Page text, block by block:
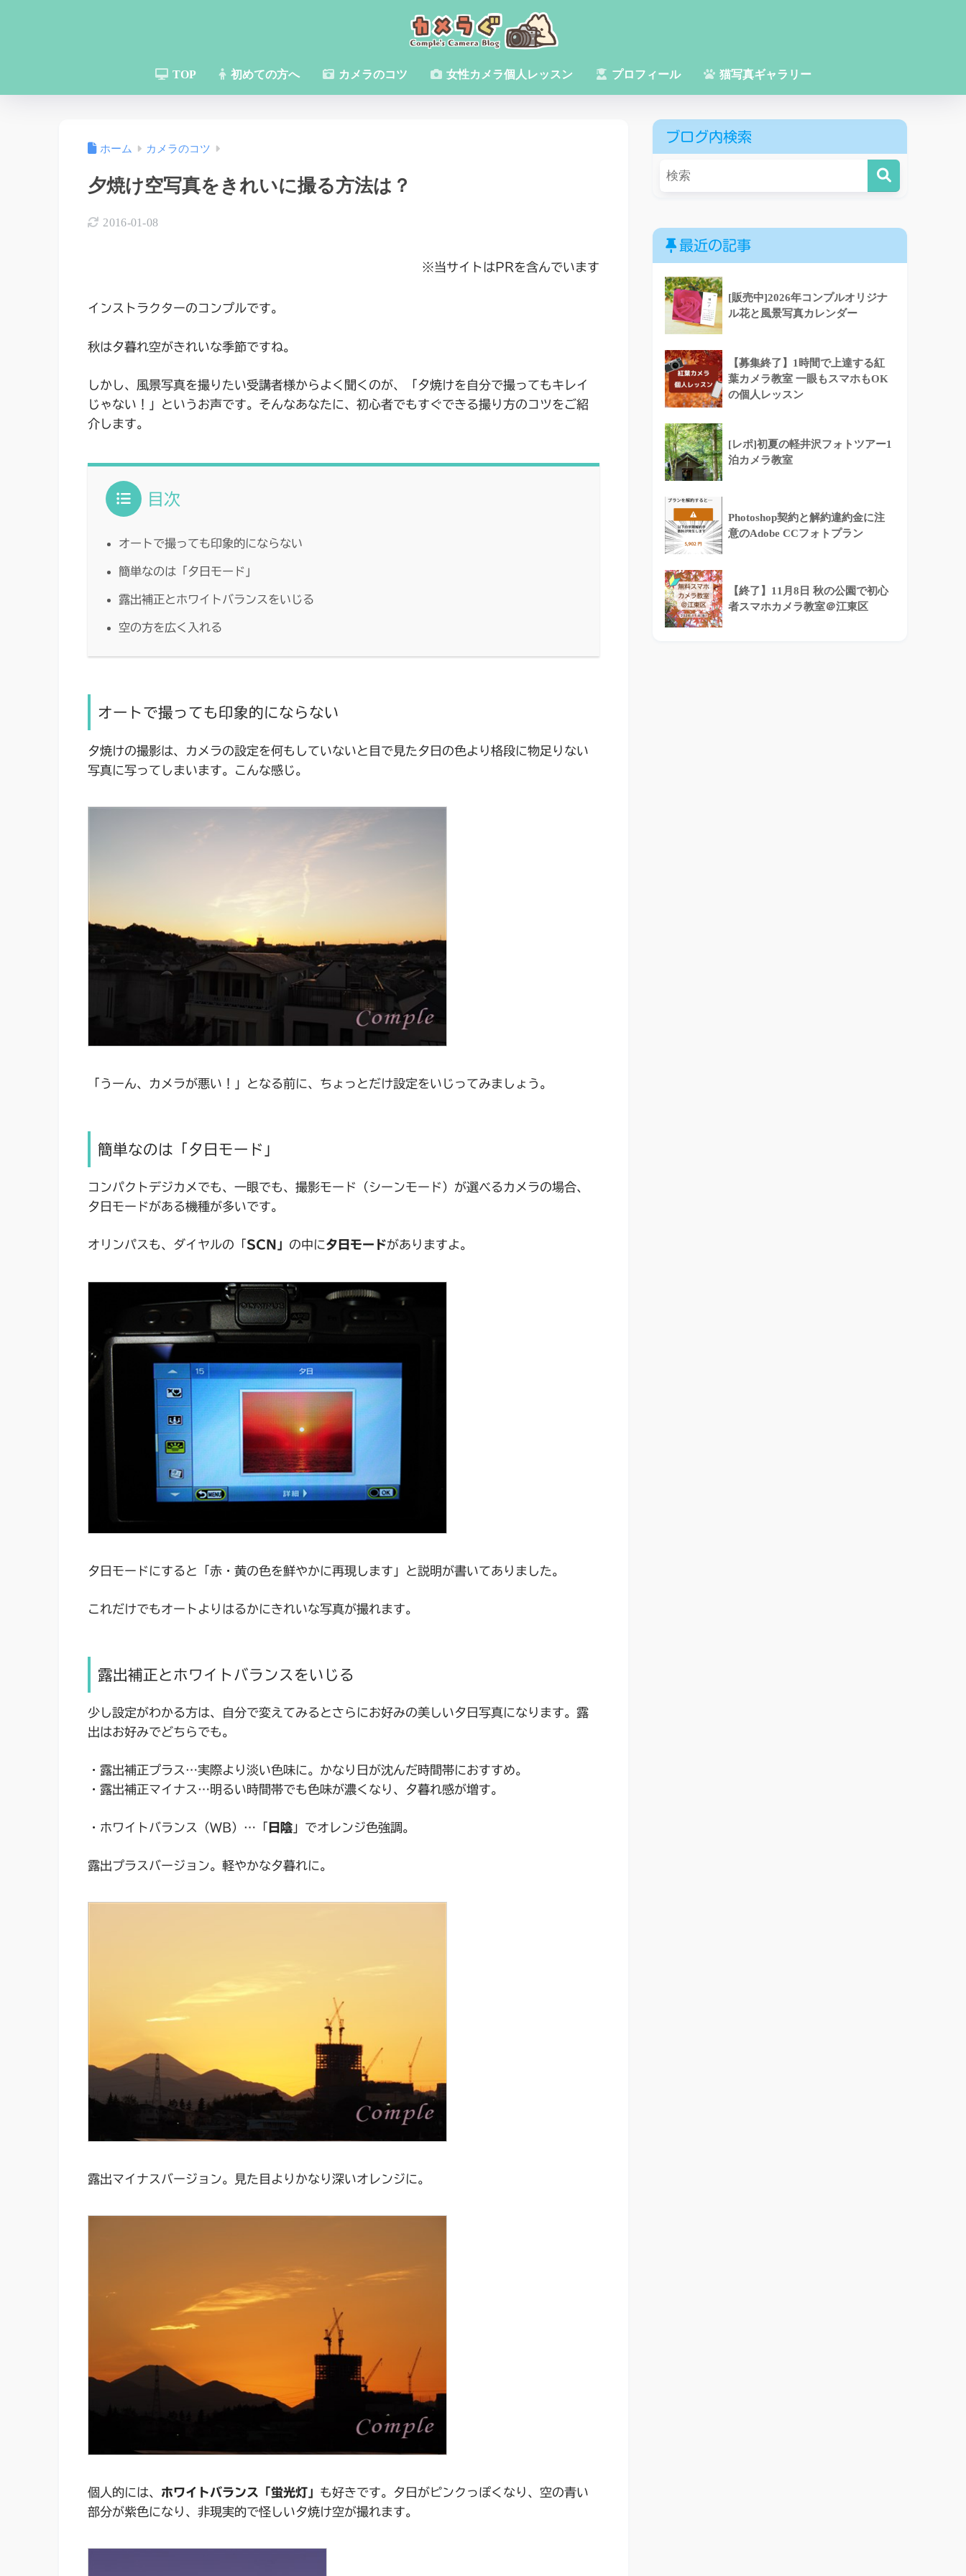
TOP 初めての方へ カメラのコツ 女性カメラ個人レッスン プロフィール 猫写真ギャラリー
ホーム カメラのコツ
夕焼け空写真をきれいに撮る方法は？
2016-01-08
※当サイトはPRを含んでいます
インストラクターのコンプルです。
秋は夕暮れ空がきれいな季節ですね。
しかし、風景写真を撮りたい受講者様からよく聞くのが、「夕焼けを自分で撮ってもキレイ
じゃない！」というお声です。そんなあなたに、初心者でもすぐできる撮り方のコツをご紹
介します。
目次
オートで撮っても印象的にならない
簡単なのは「夕日モード」
露出補正とホワイトバランスをいじる
空の方を広く入れる
オートで撮っても印象的にならない
夕焼けの撮影は、カメラの設定を何もしていないと目で見た夕日の色より格段に物足りない
写真に写ってしまいます。こんな感じ。
「うーん、カメラが悪い！」となる前に、ちょっとだけ設定をいじってみましょう。
簡単なのは「夕日モード」
コンパクトデジカメでも、一眼でも、撮影モード（シーンモード）が選べるカメラの場合、
夕日モードがある機種が多いです。
オリンパスも、ダイヤルの「 SCN」 の中に夕日モードがありますよ。
夕日モードにすると「赤・黄の色を鮮やかに再現します」と説明が書いてありました。
これだけでもオートよりはるかにきれいな写真が撮れます。
露出補正とホワイトバランスをいじる
少し設定がわかる方は、自分で変えてみるとさらにお好みの美しい夕日写真になります。露
出はお好みでどちらでも。
・露出補正プラス…実際より淡い色味に。かなり日が沈んだ時間帯におすすめ。
・露出補正マイナス…明るい時間帯でも色味が濃くなり、夕暮れ感が増す。
・ホワイトバランス（WB）…「 日陰 」でオレンジ色強調。
露出プラスバージョン。軽やかな夕暮れに。
露出マイナスバージョン。見た目よりかなり深いオレンジに。
個人的には、 ホワイトバランス「蛍光灯」 も好きです。夕日がピンクっぽくなり、空の青い
部分が紫色になり、非現実的で怪しい夕焼け空が撮れます。
ブログ内検索
最近の記事
[販売中]2026年コンプルオリジナ
ル花と風景写真カレンダー
【募集終了】1時間で上達する紅
葉カメラ教室 一眼もスマホもOK
の個人レッスン
[レポ]初夏の軽井沢フォトツアー1
泊カメラ教室
Photoshop契約と解約違約金に注
意のAdobe CCフォトプラン
【終了】11月8日 秋の公園で初心
者スマホカメラ教室＠江東区